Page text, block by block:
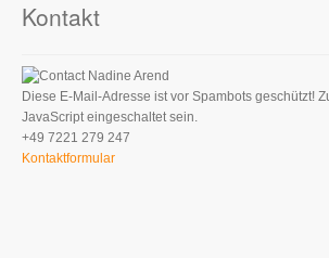
Kontakt
Nadine Arend
Diese E-Mail-Adresse ist vor Spambots geschützt!
JavaScript eingeschaltet sein.
+49 7221 279 247
Kontaktformular